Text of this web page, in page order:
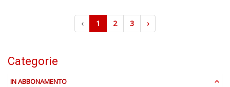
‹ 1 2 3 ›
Categorie
IN ABBONAMENTO